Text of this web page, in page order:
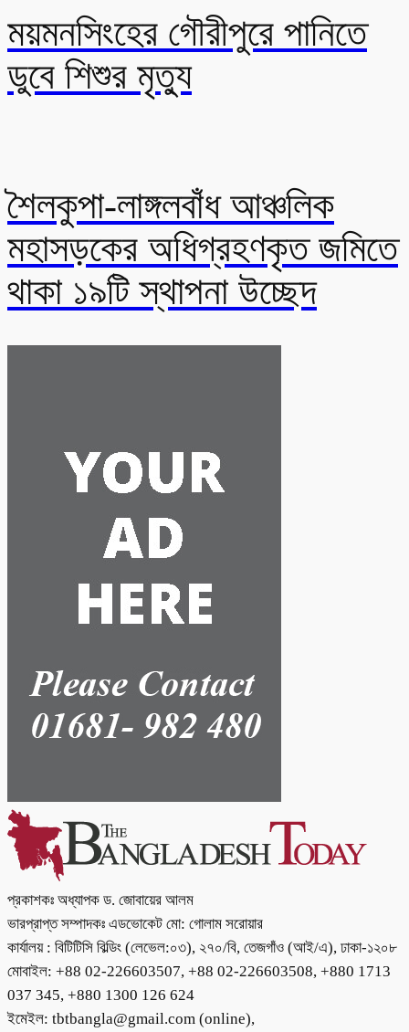
ময়মনসিংহের গৌরীপুরে পানিতে
ডুবে শিশুর মৃত্যু
শৈলকুপা-লাঙ্গলবাঁধ আঞ্চলিক
মহাসড়কের অধিগ্রহণকৃত জমিতে
থাকা ১৯টি স্থাপনা উচ্ছেদ
প্রকাশকঃ অধ্যাপক ড. জোবায়ের আলম
ভারপ্রাপ্ত সম্পাদকঃ এডভোকেট মো: গোলাম সরোয়ার
কার্যালয় : বিটিটিসি বিল্ডিং (লেভেল:০৩), ২৭০/বি, তেজগাঁও (আই/এ), ঢাকা-১২০৮
মোবাইল: +88 02-226603507, +88 02-226603508, +880 1713
037 345, +880 1300 126 624
ইমেইল: tbtbangla@gmail.com (online),